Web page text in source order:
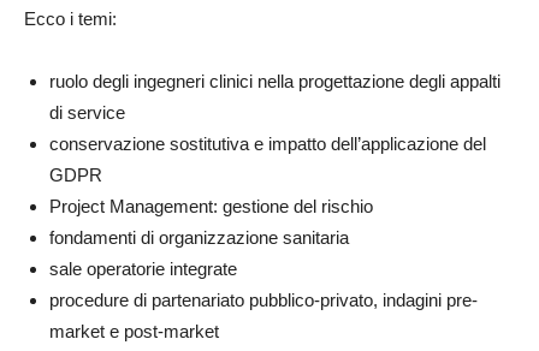
Ecco i temi:
ruolo degli ingegneri clinici nella progettazione degli appalti
di service
conservazione sostitutiva e impatto dell’applicazione del
GDPR
Project Management: gestione del rischio
fondamenti di organizzazione sanitaria
sale operatorie integrate
procedure di partenariato pubblico-privato, indagini pre-
market e post-market